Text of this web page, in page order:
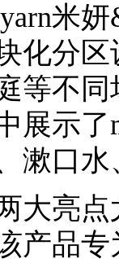
米
化分
等不
展示了
漱口
点尤
产品